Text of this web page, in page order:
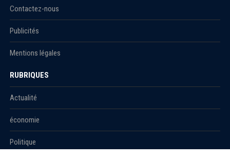
Contactez-nous
Publicités
Mentions légales
RUBRIQUES
Actualité
économie
Politique